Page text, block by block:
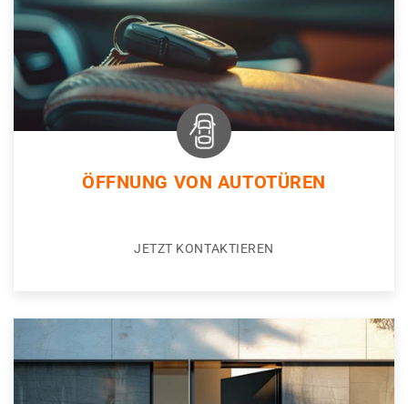
ÖFFNUNG VON AUTOTÜREN
JETZT KONTAKTIEREN